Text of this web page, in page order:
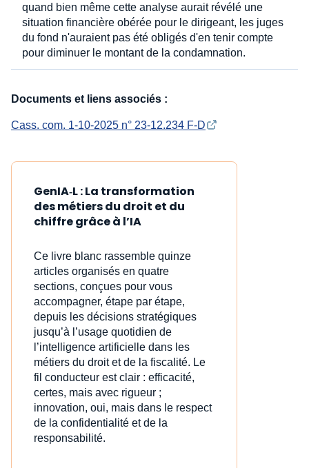
quand bien même cette analyse aurait révélé une
situation financière obérée pour le dirigeant, les juges
du fond n'auraient pas été obligés d'en tenir compte
pour diminuer le montant de la condamnation.
Documents et liens associés :
Cass. com. 1-10-2025 n° 23-12.234 F-D
GenIA‑L : La transformation
des métiers du droit et du
chiffre grâce à l’IA
Ce livre blanc rassemble quinze
articles organisés en quatre
sections, conçues pour vous
accompagner, étape par étape,
depuis les décisions stratégiques
jusqu’à l’usage quotidien de
l’intelligence artificielle dans les
métiers du droit et de la fiscalité. Le
fil conducteur est clair : efficacité,
certes, mais avec rigueur ;
innovation, oui, mais dans le respect
de la confidentialité et de la
responsabilité.